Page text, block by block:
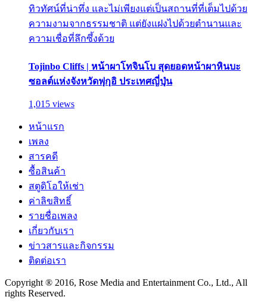
ทิวทัศน์ที่น่าทึ่ง และไม่เพียงแต่เป็นสถานที่ที่เต็มไปด้วย
ความงามจากธรรมชาติ แต่ยังแฝงไปด้วยตำนานและ
ความเชื่อที่ลึกซึ้งด้วย
Tojinbo Cliffs | หน้าผาโทจินโบ สุดยอดหน้าผาหินบะ
ซอลต์แห่งจังหวัดฟุกุอิ ประเทศญี่ปุ่น
1,015 views
หน้าแรก
เพลง
สารคดี
ซื้อสินค้า
สตูดิโอให้เช่า
ค่าลิขสิทธิ์
รายชื่อเพลง
เกี่ยวกับเรา
ข่าวสารและกิจกรรม
ติดต่อเรา
Copyright ® 2016, Rose Media and Entertainment Co., Ltd., All
rights Reserved.